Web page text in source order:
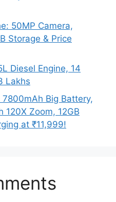
50MP Camera,
Storage & Price
Diesel Engine, 14
Lakhs
Big Battery,
120X Zoom, 12GB
at ₹11,999!